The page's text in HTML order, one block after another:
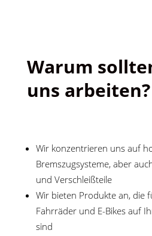
Warum
uns arbeiten?
Wir konzentrieren uns auf
Bremszugsysteme, aber
und Verschleißteile
Wir bieten Produkte an, die
Fahrräder und E-Bikes auf
sind